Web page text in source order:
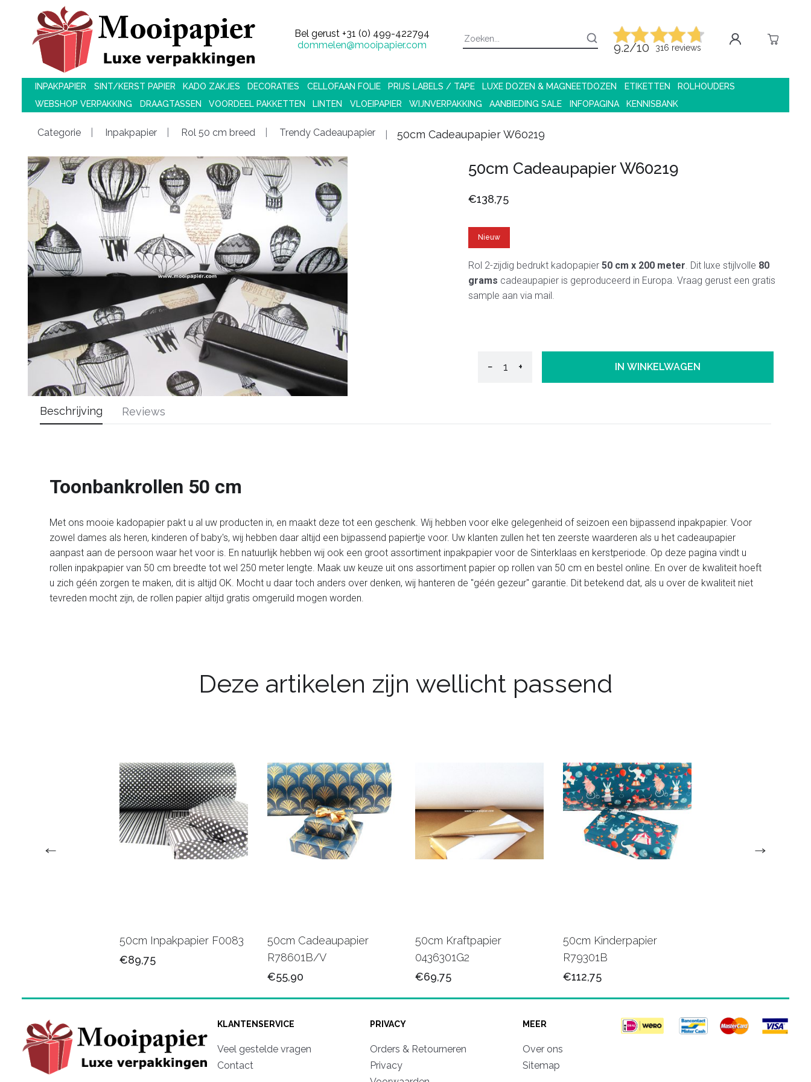
Bel gerust +31 (0) 499-422794
dommelen@mooipapier.com
9.2/10 316 reviews
INPAKPAPIER SINT/KERST PAPIER KADO ZAKJES DECORATIES CELLOFAAN FOLIE PRIJS LABELS / TAPE LUXE DOZEN & MAGNEETDOZEN ETIKETTEN
ROLHOUDERS
WEBSHOP VERPAKKING
DRAAGTASSEN VOORDEEL PAKKETTEN LINTEN VLOEIPAPIER WIJNVERPAKKING AANBIEDING SALE INFOPAGINA KENNISBANK
Categorie Inpakpapier Rol 50 cm breed Trendy Cadeaupapier 50cm Cadeaupapier W60219
50cm Cadeaupapier W60219
€138,75
Nieuw
Rol 2-zijdig bedrukt kadopapier 50 cm x 200 meter . Dit luxe stijlvolle 80
grams cadeaupapier is geproduceerd in Europa. Vraag gerust een gratis
sample aan via mail.
− + IN WINKELWAGEN
Beschrijving
Toonbankrollen 50 cm
Met ons mooie kadopapier pakt u al uw producten in, en maakt deze tot een geschenk. Wij hebben voor elke gelegenheid of seizoen een bijpassend inpakpapier. Voor
zowel dames als heren, kinderen of baby's, wij hebben daar altijd een bijpassend papiertje voor. Uw klanten zullen het ten zeerste waarderen als u het cadeaupapier
aanpast aan de persoon waar het voor is. En natuurlijk hebben wij ook een groot assortiment inpakpapier voor de Sinterklaas en kerstperiode. Op deze pagina vindt u
rollen inpakpapier van 50 cm breedte tot wel 250 meter lengte. Maak uw keuze uit ons assortiment papier op rollen van 50 cm en bestel online. En over de kwaliteit hoeft
u zich géén zorgen te maken, dit is altijd OK. Mocht u daar toch anders over denken, wij hanteren de "géén gezeur" garantie. Dit betekend dat, als u over de kwaliteit niet
tevreden mocht zijn, de rollen papier altijd gratis omgeruild mogen worden.
Reviews
Deze artikelen zijn wellicht passend
50cm Inpakpapier F0083
€89,75
50cm Cadeaupapier
R78601B/V
€55,90
50cm Kraftpapier
0436301G2
€69,75
50cm Kinderpapier
R79301B
€112,75
KLANTENSERVICE
Veel gestelde vragen
Contact
PRIVACY
Orders & Retourneren
Privacy
MEER
Over ons
Sitemap